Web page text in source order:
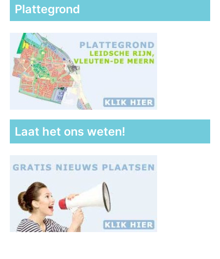
Plattegrond
Laat het ons weten!